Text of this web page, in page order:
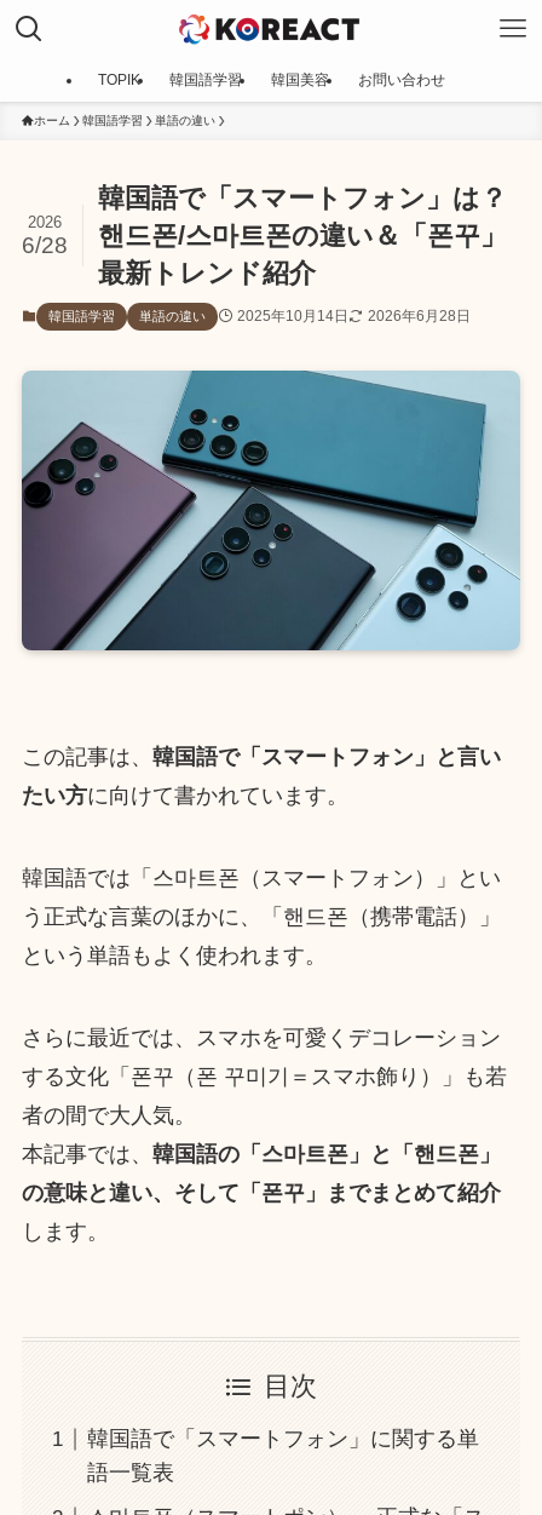
TOPIK 韓国語学習 韓国美容 お問い合わせ
ホーム 韓国語学習 単語の違い
韓国語で「スマートフォン」は？
핸드폰/스마트폰の違い＆「폰꾸」
最新トレンド紹介
2026
6/28
韓国語学習 単語の違い 2025年10月14日 2026年6月28日
この記事は、 韓国語で「スマートフォン」と言い
たい方に向けて書かれています。
韓国語では「스마트폰（スマートフォン）」とい
う正式な言葉のほかに、「핸드폰（携帯電話）」
という単語もよく使われます。
さらに最近では、スマホを可愛くデコレーション
する文化「폰꾸（폰 꾸미기＝スマホ飾り）」も若
者の間で大人気。
本記事では、 韓国語の「스마트폰」と「핸드폰」
の意味と違い、そして「폰꾸」までまとめて紹介
します。
目次
韓国語で「スマートフォン」に関する単
語一覧表